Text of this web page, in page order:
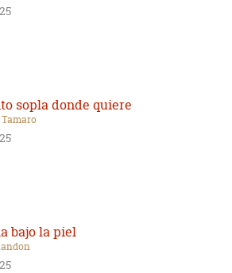
sopla donde quiere
bajo la piel